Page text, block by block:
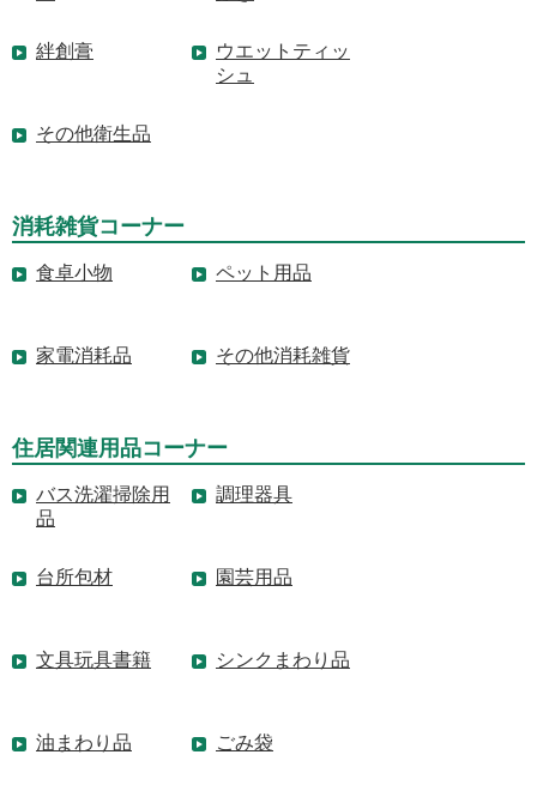
絆創膏
ウエットティッ
シュ
その他衛生品
消耗雑貨コーナー
食卓小物 ペット用品
家電消耗品 その他消耗雑貨
住居関連用品コーナー
バス洗濯掃除用
品
調理器具
台所包材 園芸用品
文具玩具書籍 シンクまわり品
油まわり品 ごみ袋